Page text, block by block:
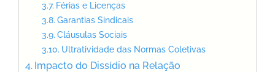
Férias e Licenças
Garantias Sindicais
Cláusulas Sociais
Ultratividade das Normas Coletivas
Impacto do Dissídio na Relação